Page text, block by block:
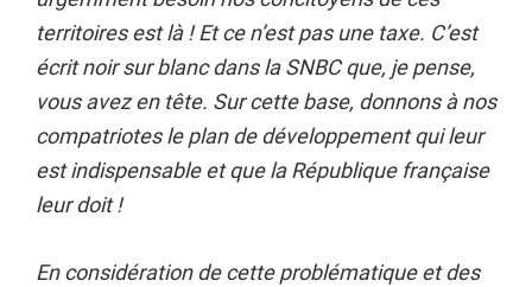
territoires est là ! Et ce n’est pas une taxe. C’est
écrit noir sur blanc dans la SNBC que, je pense,
vous avez en tête. Sur cette base, donnons à nos
compatriotes le plan de développement qui leur
est indispensable et que la République française
leur doit !
En considération de cette problématique et des